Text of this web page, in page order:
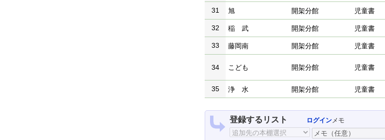
31 旭 開架分館 児童書
32 稲 武 開架分館 児童書
33 藤岡南 開架分館 児童書
34 こども 開架分館 児童書
35 浄 水 開架分館 児童書
登録するリスト ログインメモ